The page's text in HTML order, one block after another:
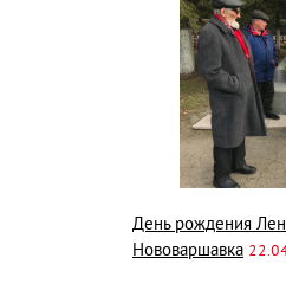
День рождения
Нововаршавка